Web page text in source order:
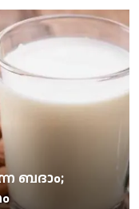
ബദാം;